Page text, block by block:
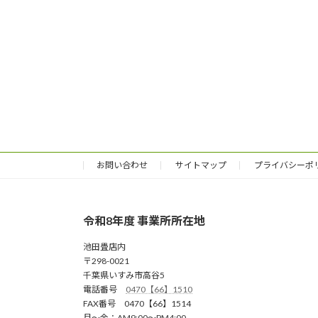
お問い合わせ サイトマップ プライバシーポ
令和8年度 事業所所在地
池田畳店内
〒298-0021
千葉県いすみ市高谷5
電話番号 0470【66】1510
FAX番号 0470【66】1514